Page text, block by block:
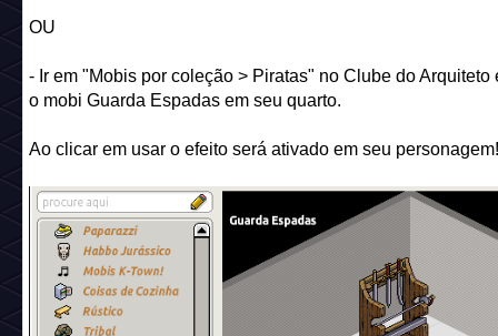
OU
- Ir em "Mobis por coleção > Piratas" no Clube do Arquiteto
o mobi Guarda Espadas em seu quarto.
Ao clicar em usar o efeito será ativado em seu personagem!